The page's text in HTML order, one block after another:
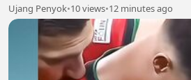
Ujang Penyok•10 views•12 minutes ago